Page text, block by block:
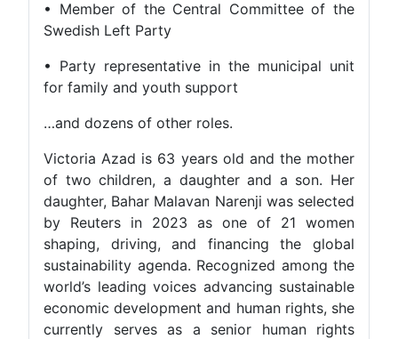
• Member of the Central Committee of the
Swedish Left Party
• Party representative in the municipal unit
for family and youth support
…and dozens of other roles.
Victoria Azad is 63 years old and the mother
of two children, a daughter and a son. Her
daughter, Bahar Malavan Narenji was selected
by Reuters in 2023 as one of 21 women
shaping, driving, and financing the global
sustainability agenda. Recognized among the
world’s leading voices advancing sustainable
economic development and human rights, she
currently serves as a senior human rights